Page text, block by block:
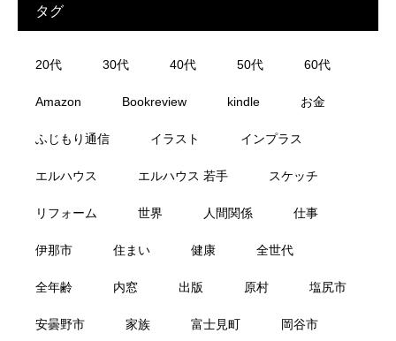
タグ
20代 30代 40代 50代 60代
Amazon Bookreview kindle お金
ふじもり通信 イラスト インプラス
エルハウス エルハウス 若手 スケッチ
リフォーム 世界 人間関係 仕事
伊那市 住まい 健康 全世代
全年齢 内窓 出版 原村 塩尻市
安曇野市 家族 富士見町 岡谷市